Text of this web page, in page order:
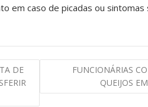
em caso de picadas ou sintomas
DE
FUNCIONÁRIAS
QUEIJOS